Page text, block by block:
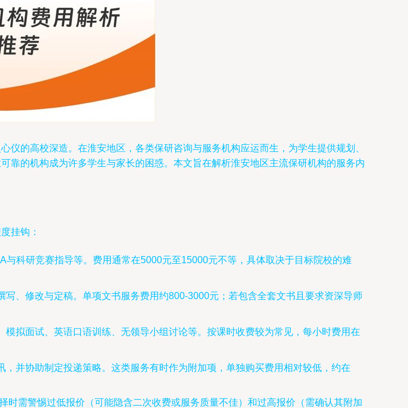
的高校深造。在淮安地区，各类保研咨询与服务机构应运而生，为学生提供规划、
靠的机构成为许多学生与家长的困惑。本文旨在解析淮安地区主流保研机构的服务内
挂钩：
与科研竞赛指导等。费用通常在5000元至15000元不等，具体取决于目标院校的难
写、修改与定稿。单项文书服务费用约800-3000元；若包含全套文书且要求资深导师
模拟面试、英语口语训练、无领导小组讨论等。按课时收费较为常见，每小时费用在
，并协助制定投递策略。这类服务有时作为附加项，单独购买费用相对较低，约在
需警惕过低报价（可能隐含二次收费或服务质量不佳）和过高报价（需确认其附加